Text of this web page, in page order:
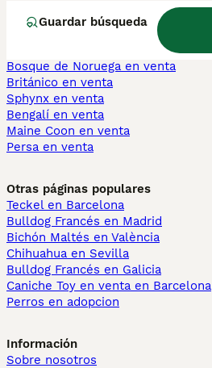
Guardar búsqueda
Bosque de Noruega en venta
Británico en venta
Sphynx en venta
Bengalí en venta
Maine Coon en venta
Persa en venta
Otras páginas populares
Teckel en Barcelona
Bulldog Francés en Madrid
Bichón Maltés en València
Chihuahua en Sevilla
Bulldog Francés en Galicia
Caniche Toy en venta en Barcelona
Perros en adopcion
Información
Sobre nosotros